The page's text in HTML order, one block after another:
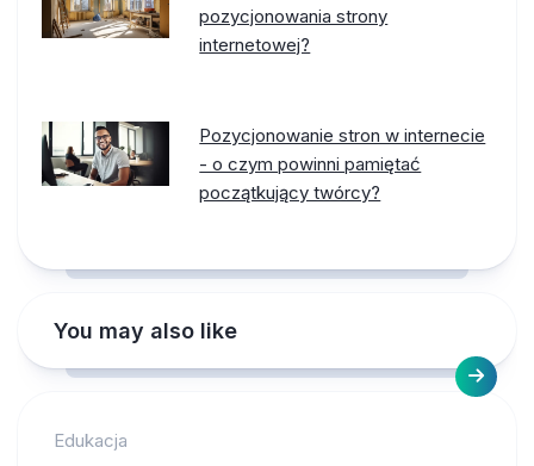
pozycjonowania strony
internetowej?
Pozycjonowanie stron w internecie
- o czym powinni pamiętać
początkujący twórcy?
You may also like
Edukacja